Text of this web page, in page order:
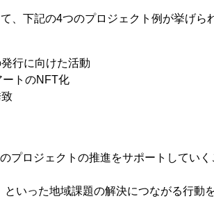
、下記の4つのプロジェクト例が挙げら
行に向けた活動
トのNFT化
致
プロジェクトの推進をサポートしてい
いった地域課題の解決につながる行動